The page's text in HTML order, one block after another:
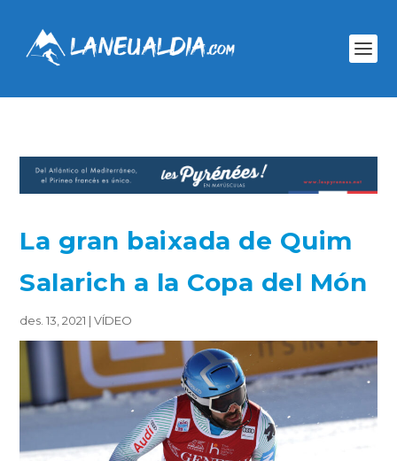
La gran baixada de Quim
Salarich a la Copa del Món
des. 13, 2021 |VÍDEO